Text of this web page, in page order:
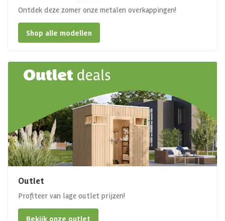
Ontdek deze zomer onze metalen overkappingen!
Shop alle modellen
Outlet
Profiteer van lage outlet prijzen!
Bekijk onze outlet